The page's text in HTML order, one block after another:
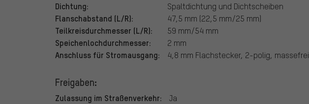
Dichtung: Spaltdichtung und Dichtscheiben
Flanschabstand (L/R): 47,5 mm (22,5 mm/25 mm)
Teilkreisdurchmesser (L/R): 59 mm/54 mm
Speichenlochdurchmesser: 2 mm
Anschluss für Stromausgang: 4,8 mm Flachstecker, 2-polig, massefrei
Freigaben:
Zulassung im Straßenverkehr: Ja